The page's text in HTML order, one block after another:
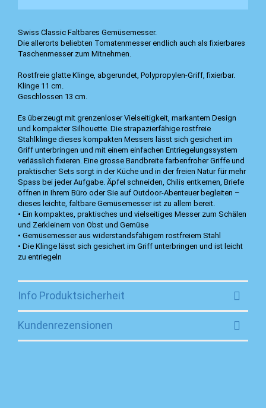
Swiss Classic Faltbares Gemüsemesser.
Die allerorts beliebten Tomatenmesser endlich auch als fixierbares
Taschenmesser zum Mitnehmen.
Rostfreie glatte Klinge, abgerundet, Polypropylen-Griff, fixierbar.
Klinge 11 cm.
Geschlossen 13 cm.
Es überzeugt mit grenzenloser Vielseitigkeit, markantem Design
und kompakter Silhouette. Die strapazierfähige rostfreie
Stahlklinge dieses kompakten Messers lässt sich gesichert im
Griff unterbringen und mit einem einfachen Entriegelungssystem
verlässlich fixieren. Eine grosse Bandbreite farbenfroher Griffe und
praktischer Sets sorgt in der Küche und in der freien Natur für mehr
Spass bei jeder Aufgabe. Äpfel schneiden, Chilis entkernen, Briefe
öffnen in Ihrem Büro oder Sie auf Outdoor-Abenteuer begleiten –
dieses leichte, faltbare Gemüsemesser ist zu allem bereit.
• Ein kompaktes, praktisches und vielseitiges Messer zum Schälen
und Zerkleinern von Obst und Gemüse
• Gemüsemesser aus widerstandsfähigem rostfreiem Stahl
• Die Klinge lässt sich gesichert im Griff unterbringen und ist leicht
zu entriegeln
Info Produktsicherheit
Kundenrezensionen